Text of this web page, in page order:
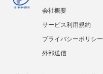
会社概要
サービス利用規約
プライバシーポリシー
外部送信